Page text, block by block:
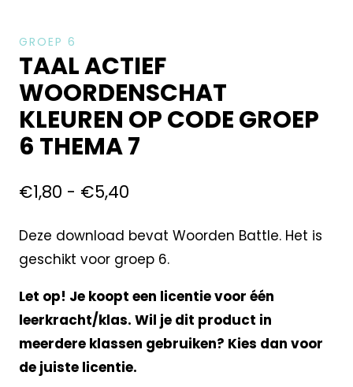
GROEP 6
TAAL ACTIEF
WOORDENSCHAT
KLEUREN OP CODE GROEP
6 THEMA 7
€1,80 - €5,40
Deze download bevat Woorden Battle. Het is
geschikt voor groep 6.
Let op! Je koopt een licentie voor één
leerkracht/klas. Wil je dit product in
meerdere klassen gebruiken? Kies dan voor
de juiste licentie.